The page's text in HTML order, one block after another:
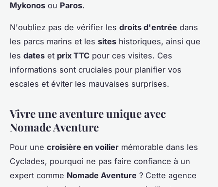
Mykonos ou Paros.
N'oubliez pas de vérifier les droits d'entrée dans
les parcs marins et les sites historiques, ainsi que
les dates et prix TTC pour ces visites. Ces
informations sont cruciales pour planifier vos
escales et éviter les mauvaises surprises.
Vivre une aventure unique avec
Nomade Aventure
Pour une croisière en voilier mémorable dans les
Cyclades, pourquoi ne pas faire confiance à un
expert comme Nomade Aventure ? Cette agence